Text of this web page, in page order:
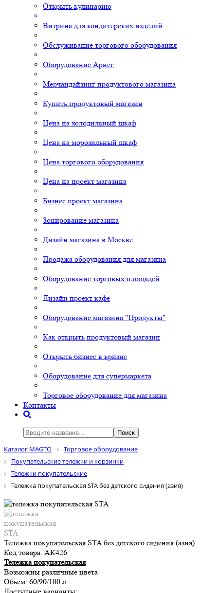
Открыть кулинарию
Витрина для кондитерских изделий
Обслуживание торгового оборудования
Оборудование Арнег
Мерчандайзинг продуктового магазина
Купить продуктовый магазин
Цена на холодильный шкаф
Цена на морозильный шкаф
Цена торгового оборудования
Цена на проект магазина
Бизнес проект магазина
Зонирование магазина
Дизайн магазина в Москве
Продажа оборудования для магазина
Оборудование торговых площадей
Дизайн проект кафе
Оборудование магазина "Продукты"
Как открыть продуктовый магазин
Открыть бизнес в кризис
Оборудование для супермаркета
Торговое оборудование для магазина
Контакты
Поиск
Каталог MAGTO
Торговое оборудованиe
Покупательские тележки и корзинки
Тележки покупательские
Тележка покупательская STA без детского сидения (азия)
Тележка покупательская STA без детского сидения (азия)
Код товара: АК426
Тележка покупательская
Возможны различные цвета
Обьем: 60/90/100 л
Доступные варианты: